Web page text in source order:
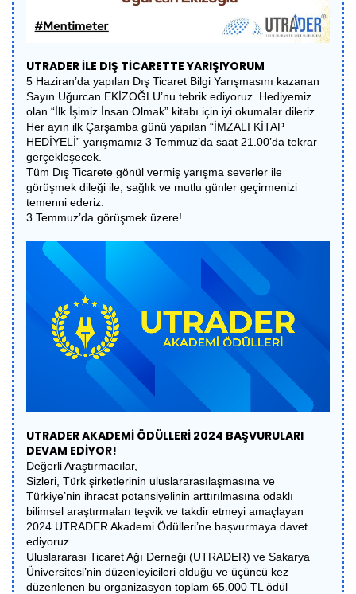
UTRADER İLE DIŞ TİCARETTE YARIŞIYORUM
5 Haziran’da yapılan Dış Ticaret Bilgi Yarışmasını kazanan
Sayın Uğurcan EKİZOĞLU’nu tebrik ediyoruz. Hediyemiz
olan “İlk İşimiz İnsan Olmak” kitabı için iyi okumalar dileriz.
Her ayın ilk Çarşamba günü yapılan “İMZALI KİTAP
HEDİYELİ” yarışmamız 3 Temmuz’da saat 21.00’da tekrar
gerçekleşecek.
Tüm Dış Ticarete gönül vermiş yarışma severler ile
görüşmek dileği ile, sağlık ve mutlu günler geçirmenizi
temenni ederiz.
3 Temmuz’da görüşmek üzere!
UTRADER AKADEMİ ÖDÜLLERİ 2024 BAŞVURULARI
DEVAM EDİYOR!
Değerli Araştırmacılar,
Sizleri, Türk şirketlerinin uluslararasılaşmasına ve
Türkiye’nin ihracat potansiyelinin arttırılmasına odaklı
bilimsel araştırmaları teşvik ve takdir etmeyi amaçlayan
2024 UTRADER Akademi Ödülleri’ne başvurmaya davet
ediyoruz.
Uluslararası Ticaret Ağı Derneği (UTRADER) ve Sakarya
Üniversitesi’nin düzenleyicileri olduğu ve üçüncü kez
düzenlenen bu organizasyon toplam 65.000 TL ödül